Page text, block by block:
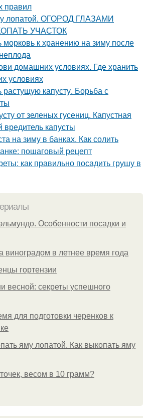
правил
лопатой. ОГОРОД ГЛАЗАМИ
УЧАСТОК
морковь к хранению на зиму после
домашних условиях. Где хранить
условиях
капусту. Борьба с
от зеленых гусениц. Капустная
вредитель капусты
на зиму в банках. Как солить
пошаговый рецепт
как правильно посадить грушу в
Особенности посадки и
виноградом в летнее время года
гортензии
весной: секреты успешного
для подготовки черенков к
яму лопатой. Как выкопать яму
весом в 10 грамм?